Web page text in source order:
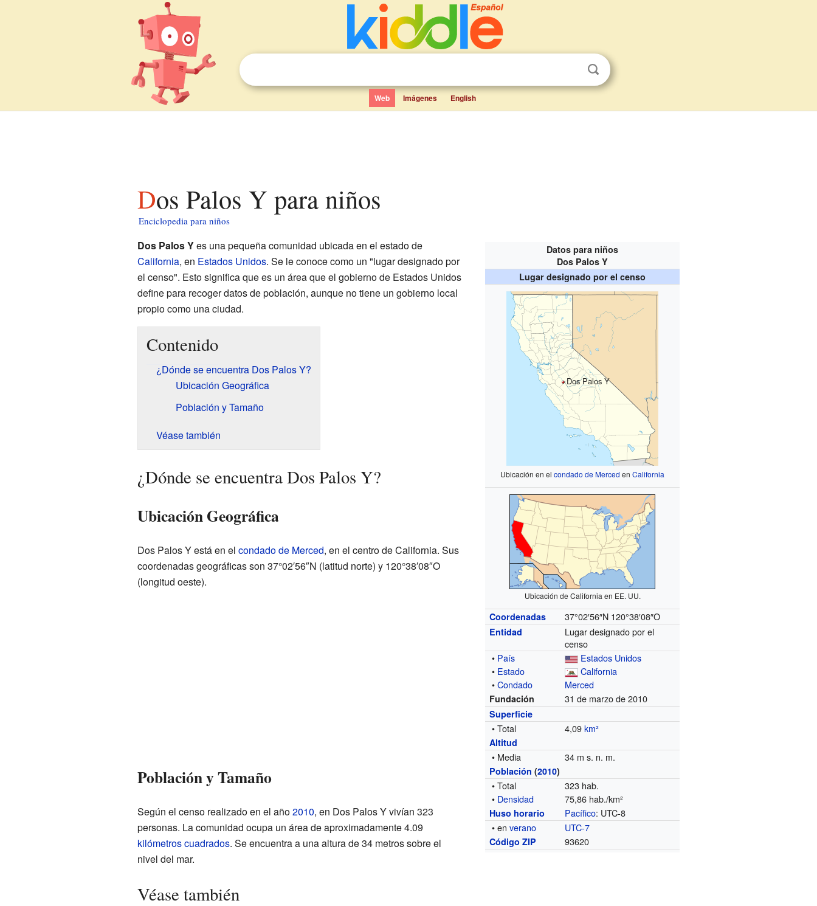
Web Imágenes English
Dos Palos Y para niños
Enciclopedia para niños
Datos para niños
Dos Palos Y
Lugar designado por el censo
Dos Palos Y
Ubicación en elcondado de Merced enCalifornia
Ubicación de California en EE. UU.
Coordenadas 37°02′56″N 120°38′08″O
Entidad
Lugar designado por el
censo
• País
Estados Unidos
• Estado
California
•Condado Merced
Fundación 31 de marzo de 2010
Superficie
• Total 4,09km²
Altitud
• Media 34 m s. n. m.
Población (2010)
• Total
323 hab.
• Densidad 75,86 hab./km²
Huso horario Pacífico: UTC-8
• enverano UTC-7
Código ZIP 93620
Dos Palos Yes una pequeña comunidad ubicada en el estado de
California, en Estados Unidos. Se le conoce como un "lugar designado por
el censo". Esto significa que es un área que el gobierno de Estados Unidos
define para recoger datos de población, aunque no tiene un gobierno local
propio como una ciudad.
Contenido
¿Dónde se encuentra Dos Palos Y?
Ubicación Geográfica
Población y Tamaño
Véase también
¿Dónde se encuentra Dos Palos Y?
Ubicación Geográfica
Dos Palos Y está en el condado de Merced, en el centro de California. Sus
coordenadas geográficas son 37°02′56″N (latitud norte) y 120°38′08″O
(longitud oeste).
Población y Tamaño
Según el censo realizado en el año2010, en Dos Palos Y vivían 323
personas. La comunidad ocupa un área de aproximadamente 4.09
kilómetros cuadrados. Se encuentra a una altura de 34 metros sobre el
nivel del mar.
Véase también